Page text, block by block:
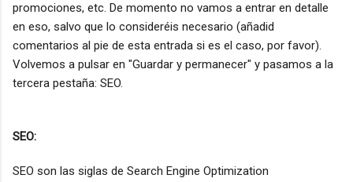
promociones, etc. De momento no vamos a entrar en detalle
en eso, salvo que lo consideréis necesario (añadid
comentarios al pie de esta entrada si es el caso, por favor).
Volvemos a pulsar en "Guardar y permanecer" y pasamos a la
tercera pestaña: SEO.
SEO:
SEO son las siglas de Search Engine Optimization